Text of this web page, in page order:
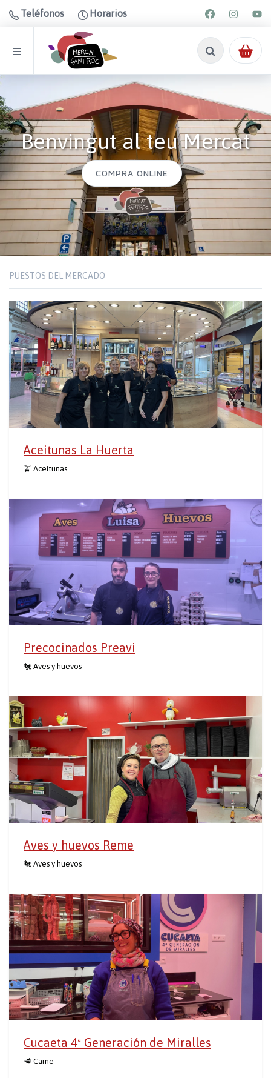
Teléfonos Horarios
Benvingut al teu Mercat
COMPRA ONLINE
PUESTOS DEL MERCADO
Aceitunas La Huerta
🫒 Aceitunas
Precocinados Preavi
🐔 Aves y huevos
Aves y huevos Reme
🐔 Aves y huevos
Cucaeta 4ª Generación de Miralles
🥩 Carne